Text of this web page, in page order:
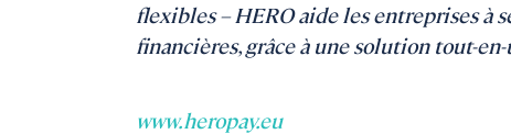
flexibles – HERO aide les entreprises à
financières, grâce à une solution tout-en-
www.heropay.eu